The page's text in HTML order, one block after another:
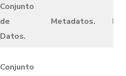
Conjunto
de
Datos.
Metadatos.
Conjunto